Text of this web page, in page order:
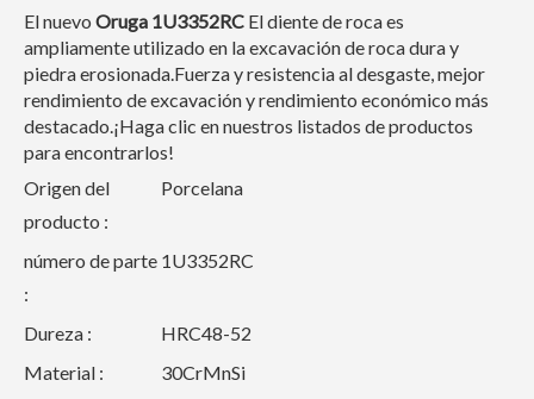
El nuevo Oruga 1U3352RC El diente de roca es
ampliamente utilizado en la excavación de roca dura y
piedra erosionada.Fuerza y ​​resistencia al desgaste, mejor
rendimiento de excavación y rendimiento económico más
destacado.¡Haga clic en nuestros listados de productos
para encontrarlos!
Origen del
producto :
Porcelana
número de parte
:
1U3352RC
Dureza :
HRC48-52
Material :
30CrMnSi